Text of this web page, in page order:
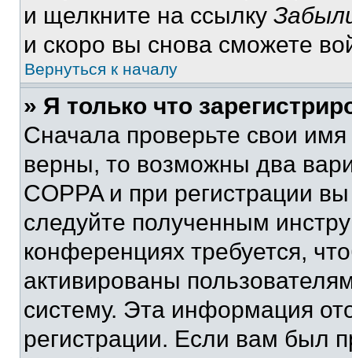
и щелкните на ссылку
и скоро вы снова сможете
Вернуться к началу
» Я только что
Сначала проверьте свои
верны, то возможны два
COPPA и при регистрации
следуйте полученным
конференциях требуется,
активированы
систему. Эта информация
регистрации. Если вам был